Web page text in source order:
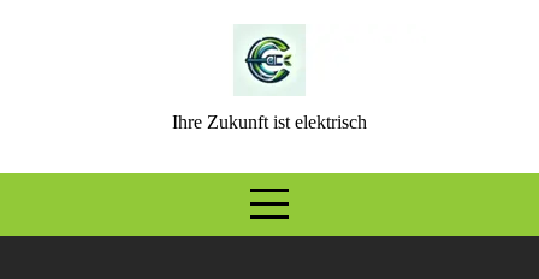
Ihre Zukunft ist elektrisch